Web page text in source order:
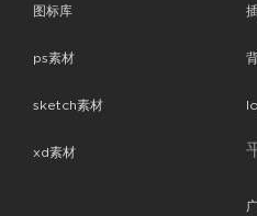
图标库
ps素材
sketch素材
xd素材